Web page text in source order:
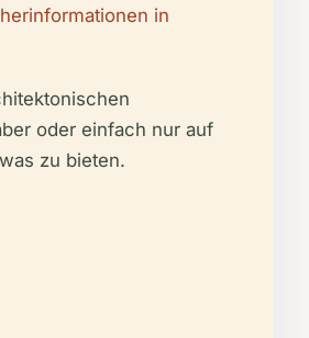
in
oder einfach nur auf
zu bieten.